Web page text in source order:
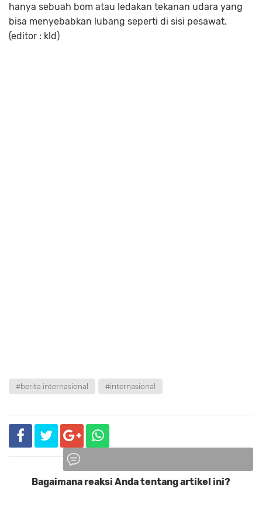
hanya sebuah bom atau ledakan tekanan udara yang
bisa menyebabkan lubang seperti di sisi pesawat.
(editor : kld)
#berita internasional #internasional
Komentar
Bagaimana reaksi Anda tentang artikel ini?